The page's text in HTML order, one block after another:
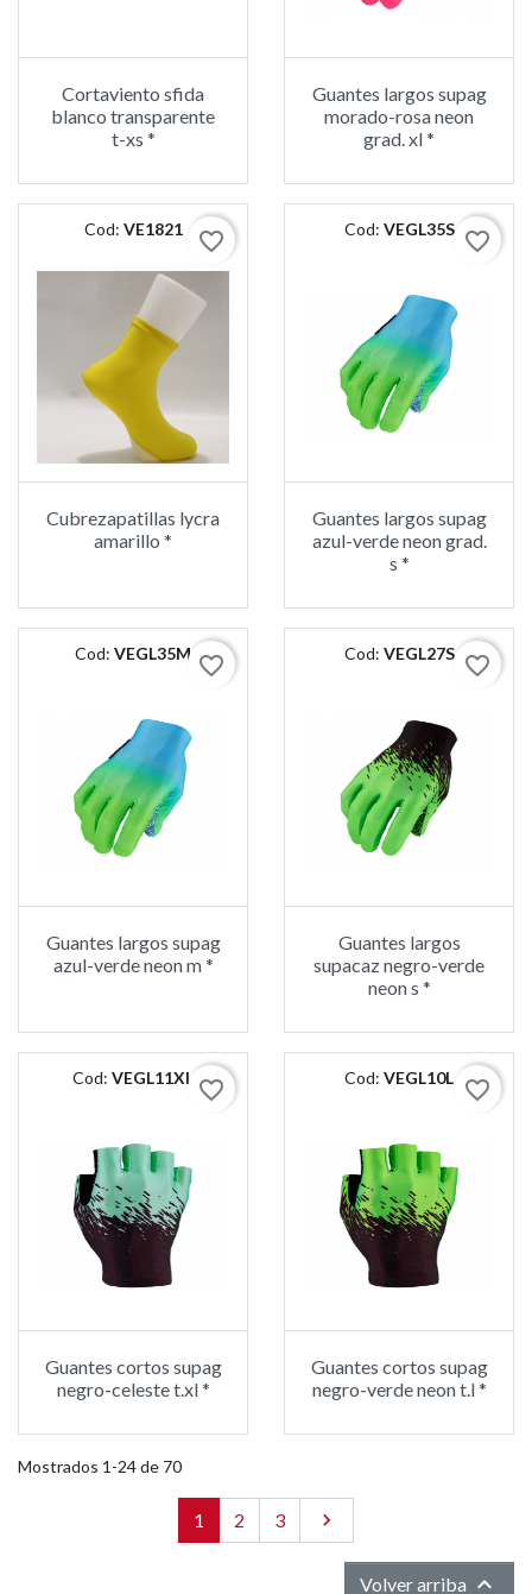
Cortaviento sfida
blanco transparente
t-xs *
Guantes largos supag
morado-rosa neon
grad. xl *
Cod: VE1821 favorite_border
Cubrezapatillas lycra
amarillo *
Cod: VEGL35S favorite_border
Guantes largos supag
azul-verde neon grad.
s *
Cod: VEGL35M favorite_border
Guantes largos supag
azul-verde neon m *
Cod: VEGL27S favorite_border
Guantes largos
supacaz negro-verde
neon s *
Cod: VEGL11XL favorite_border
Guantes cortos supag
negro-celeste t.xl *
Cod: VEGL10L favorite_border
Guantes cortos supag
negro-verde neon t.l *
Mostrados 1-24 de 70
1 2 3 Siguiente

Volver arriba 